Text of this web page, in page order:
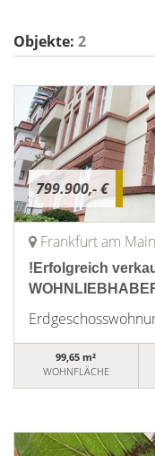
Objekte: 2
799.900,- €
Frankfurt am Main
!Erfolgreich
99,65 m²
WOHNFLÄCHE